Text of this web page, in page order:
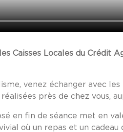
les Caisses Locales du
venez échanger avec
près de chez vous,
en fin de séance met en
où un repas et un